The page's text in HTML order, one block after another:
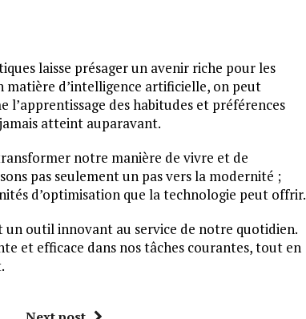
laisse présager un avenir riche pour les
matière d’intelligence artificielle, on peut
l’apprentissage des habitudes et préférences
atteint auparavant.
notre manière de vivre et de
pas seulement un pas vers la modernité ;
d’optimisation que la technologie peut offrir.
un outil innovant au service de notre quotidien.
et efficace dans nos tâches courantes, tout en